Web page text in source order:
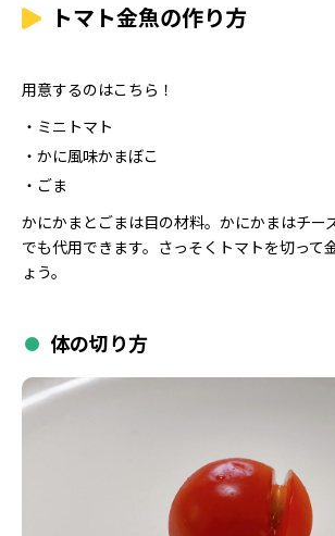
トマト金魚の作り方
用意するのはこちら！
ミニトマト
かに風味かまぼこ
ごま
かにかまとごまは目の材料。かにかまはチー
でも代用できます。さっそくトマトを切って
ょう。
体の切り方